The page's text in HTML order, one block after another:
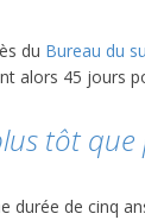
du Bureau du
alors 45 jours
tôt que
durée de cinq